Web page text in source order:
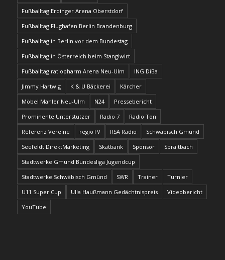
Fußballtag Erdinger Arena Oberstdorf
Fußballtag Flughafen Berlin Brandenburg
Fußballtag in Berlin vor dem Bundestag
Fußballtag in Österreich beim Stanglwirt
Fußballtag ratiopharm Arena Neu-Ulm
ING DiBa
Jimmy Hartwig
K & U Bäckerei
Kärcher
Möbel Mahler Neu-Ulm
N24
Pressebericht
Prominente Unterstützer
Radio 7
Radio Ton
Referenz Vereine
regioTV RSA Radio
Schwäbisch Gmünd
Seefeldt DirektMarketing
Skatbank Sponsor
Spraitbach
Stadtwerke Gmünd Bundesliga Jugendcup
Stadtwerke Schwäbisch Gmünd
SWR Trainer
Turnier
U11 Super Cup
Ulla Haußmann Gedächtnispreis
Videobericht
YouTube